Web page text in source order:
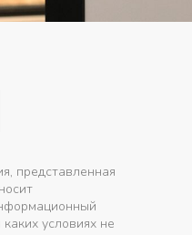
представленная
условиях не